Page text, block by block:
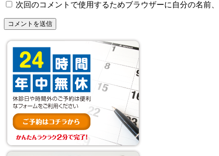
次回のコメントで使用するためブラウザーに自分の名前